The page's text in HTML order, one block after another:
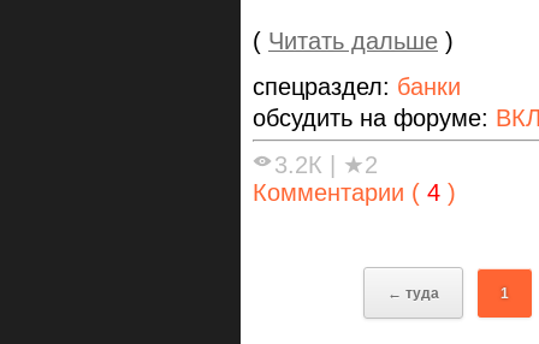
( Читать дальше )
спецраздел: банки
обсудить на форуме:
3.2К
★2
Комментарии ( 4 )
← туда 1